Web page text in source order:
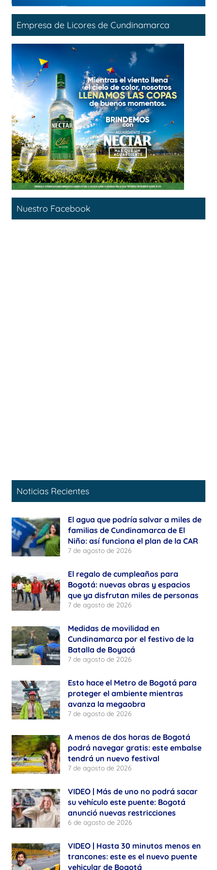
Empresa de Licores de Cundinamarca
Nuestro Facebook
Noticias Recientes
El agua que podría salvar a miles de
familias de Cundinamarca de El
Niño: así funciona el plan de la CAR
7 de agosto de 2026
El regalo de cumpleaños para
Bogotá: nuevas obras y espacios
que ya disfrutan miles de personas
7 de agosto de 2026
Medidas de movilidad en
Cundinamarca por el festivo de la
Batalla de Boyacá
7 de agosto de 2026
Esto hace el Metro de Bogotá para
proteger el ambiente mientras
avanza la megaobra
7 de agosto de 2026
A menos de dos horas de Bogotá
podrá navegar gratis: este embalse
tendrá un nuevo festival
7 de agosto de 2026
VIDEO | Más de uno no podrá sacar
su vehículo este puente: Bogotá
anunció nuevas restricciones
6 de agosto de 2026
VIDEO | Hasta 30 minutos menos en
trancones: este es el nuevo puente
vehicular de Bogotá